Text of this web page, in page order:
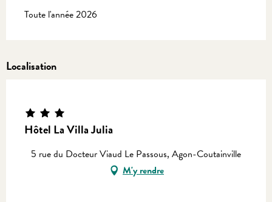
Toute l'année 2026
Localisation
Hôtel La Villa Julia
5 rue du Docteur Viaud Le Passous, Agon-Coutainville
M'y rendre